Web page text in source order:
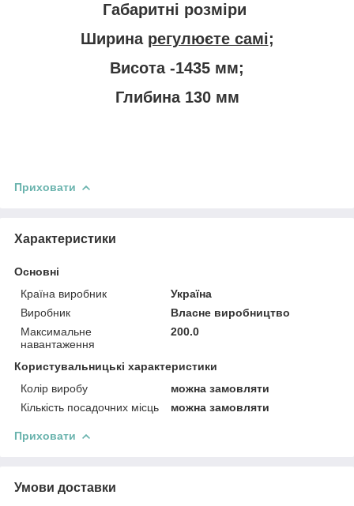
Габаритні розміри
Ширина регулюєте самі;
Висота -1435 мм;
Глибина 130 мм
Приховати
Характеристики
Основні
Країна виробник
Україна
Виробник
Власне виробництво
Максимальне
навантаження
200.0
Користувальницькі характеристики
Колір виробу
можна замовляти
Кількість посадочних місць
можна замовляти
Приховати
Умови доставки